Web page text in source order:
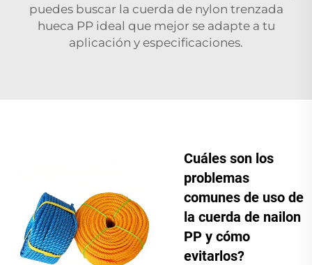
puedes buscar la cuerda de nylon trenzada
hueca PP ideal que mejor se adapte a tu
aplicación y especificaciones.
Cuáles son los
problemas
comunes de uso de
la cuerda de nailon
PP y cómo
evitarlos?